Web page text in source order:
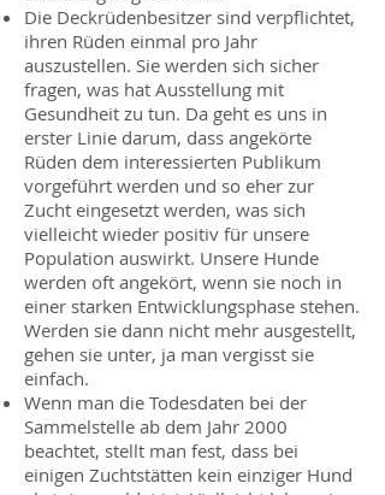
Die Deckrüdenbesitzer sind verpflichtet,
ih­ren Rüden einmal pro Jahr
auszustellen. Sie werden sich sicher
fragen, was hat Ausstel­lung mit
Gesundheit zu tun. Da geht es uns in
erster Linie darum, dass angekörte
Rüden dem interessierten Publikum
vorgeführt wer­den und so eher zur
Zucht eingesetzt wer­den, was sich
vielleicht wieder positiv für unsere
Population auswirkt. Unsere Hunde
werden oft angekört, wenn sie noch in
einer starken Entwicklungsphase stehen.
Werden sie dann nicht mehr ausgestellt,
gehen sie unter, ja man vergisst sie
einfach.
Wenn man die Todesdaten bei der
Sammel­stelle ab dem Jahr 2000
beachtet, stellt man fest, dass bei
einigen Zuchtstätten kein ein­ziger Hund